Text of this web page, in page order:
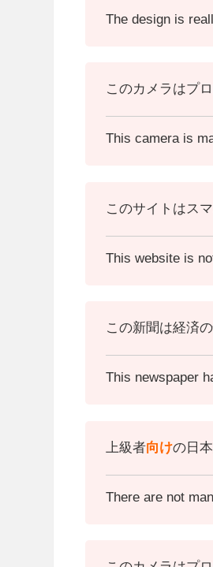
The design is
このカメラはプロ
This camera is
このサイトはス
This website is
この新聞は経済
This newspaper
上級者向けの日
There are not